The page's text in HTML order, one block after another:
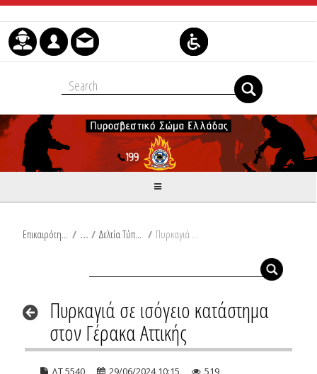
Skip to Content
Επικαιρότητα / Δελτία Τύπου / Πυρκαγιά σε ισόγειο κατάστημα στον Γέρακα Αττικής
Πυρκαγιά σε ισόγειο κατάστημα
στον Γέρακα Αττικής
ΔΤ 5540 29/06/2024 10:15 519